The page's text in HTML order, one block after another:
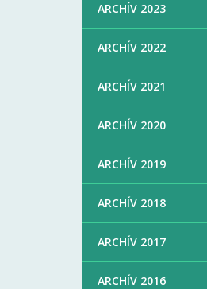
ARCHÍV 2023
ARCHÍV 2022
ARCHÍV 2021
ARCHÍV 2020
ARCHÍV 2019
ARCHÍV 2018
ARCHÍV 2017
ARCHÍV 2016